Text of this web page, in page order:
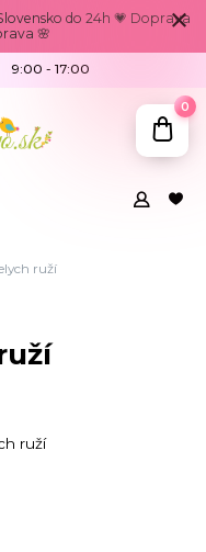
do 24h 💗 Doprava
🌸
9:00 - 17:00
0
ruží